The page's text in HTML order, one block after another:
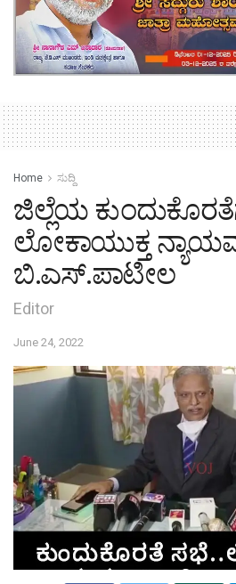
Home ಸುದ್ದಿ
ಜಿಲ್ಲೆಯ
ಲೋಕಾಯುಕ್ತ
ಬಿ.ಎಸ್.ಪಾಟೀಲ
Editor
June 24, 2022